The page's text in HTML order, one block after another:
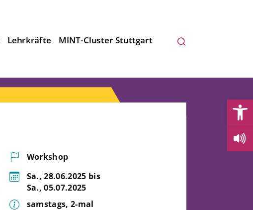
Lehrkräfte MINT-Cluster Stuttgart
Workshop
Sa., 28.06.2025 bis
Sa., 05.07.2025
samstags, 2-mal